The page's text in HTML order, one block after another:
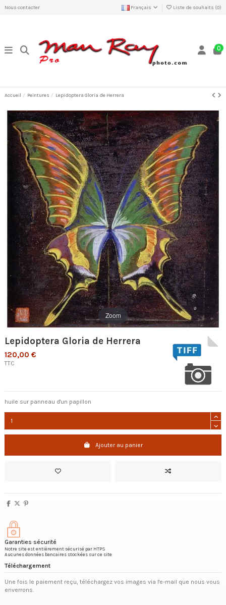
Nous contacter Français Liste de souhaits (0)
0
Accueil Peintures Lepidoptera Gloria de Herrera
Zoom
Lepidoptera Gloria de Herrera
120,00 €
TTC
huile sur panneau d'un papillon
Ajouter au panier
Garanties sécurité
Notre site est entièrement sécurisé par HTPS
Aucunes données bancaires stockées sur ce site
Téléchargement
Une fois le paiement reçu, téléchargez vos images via l'e-mail que nous vous
enverrons.